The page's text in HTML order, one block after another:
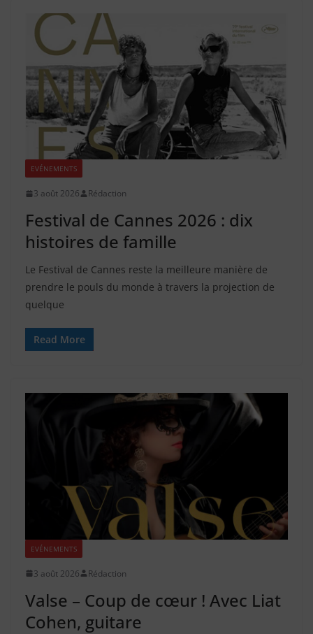
EVÉNEMENTS
3 août 2026 Rédaction
Festival de Cannes 2026 : dix
histoires de famille
Le Festival de Cannes reste la meilleure manière de
prendre le pouls du monde à travers la projection de
quelque
Read More
EVÉNEMENTS
3 août 2026 Rédaction
Valse – Coup de cœur ! Avec Liat
Cohen, guitare